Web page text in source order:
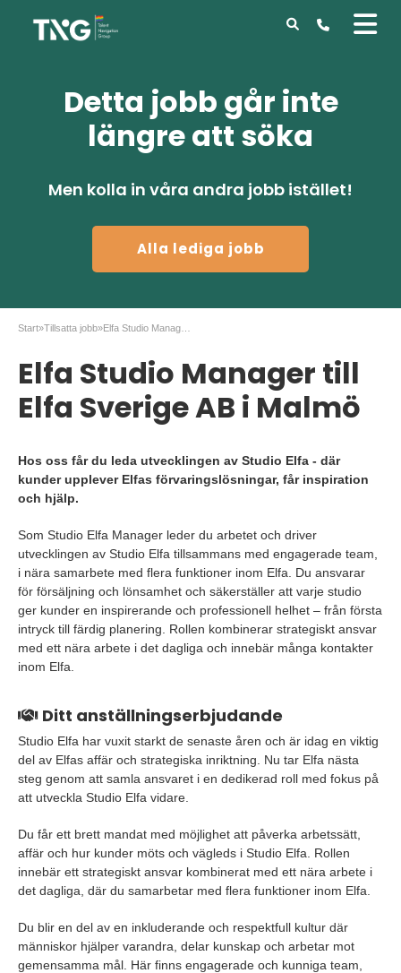
Detta jobb går inte
längre att söka
Men kolla in våra andra jobb istället!
Alla lediga jobb
Start»Tillsatta jobb»
Elfa Studio Manager till
Elfa Sverige AB i Malmö
Hos oss får du leda utvecklingen av Studio Elfa - där
kunder upplever Elfas förvaringslösningar, får inspiration
och hjälp.
Som Studio Elfa Manager leder du arbetet och driver
utvecklingen av Studio Elfa tillsammans med engagerade team,
i nära samarbete med flera funktioner inom Elfa. Du ansvarar
för försäljning och lönsamhet och säkerställer att varje studio
ger kunder en inspirerande och professionell helhet – från första
intryck till färdig planering. Rollen kombinerar strategiskt ansvar
med ett nära arbete i det dagliga och innebär många kontakter
inom Elfa.
Ditt anställningserbjudande
Studio Elfa har vuxit starkt de senaste åren och är idag en viktig
del av Elfas affär och strategiska inriktning. Nu tar Elfa nästa
steg genom att samla ansvaret i en dedikerad roll med fokus på
att utveckla Studio Elfa vidare.
Du får ett brett mandat med möjlighet att påverka arbetssätt,
affär och hur kunder möts och vägleds i Studio Elfa. Rollen
innebär ett strategiskt ansvar kombinerat med ett nära arbete i
det dagliga, där du samarbetar med flera funktioner inom Elfa.
Du blir en del av en inkluderande och respektfull kultur där
människor hjälper varandra, delar kunskap och arbetar mot
gemensamma mål. Här finns engagerade och kunniga team,